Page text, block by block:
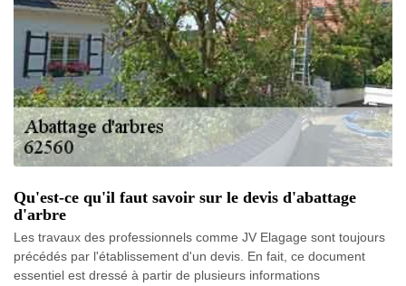
Qu'est-ce qu'il faut savoir sur le devis d'abattage
d'arbre
Les travaux des professionnels comme JV Elagage sont toujours
précédés par l'établissement d'un devis. En fait, ce document
essentiel est dressé à partir de plusieurs informations